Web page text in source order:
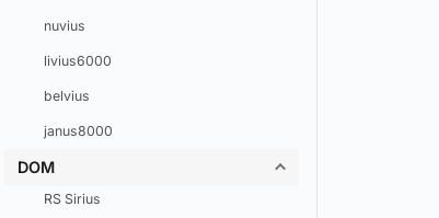
nuvius
livius6000
belvius
janus8000
DOM
RS Sirius